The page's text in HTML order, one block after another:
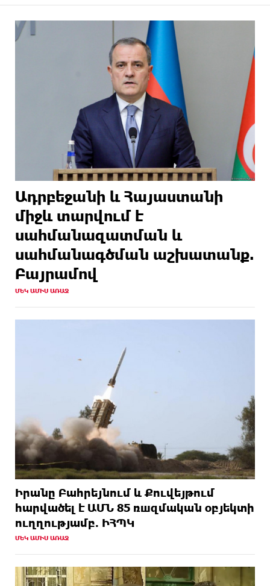
Ադրբեջանի և Հայաստանի
միջև տարվում է
սահմանազատման և
սահմանագծման աշխատանք.
Բայրամով
ՄԵԿ ԱՄԻՍ ԱՌԱՋ
Իրանը Բահրեյնում և Քուվեյթում
hարվածել է ԱՄՆ 85 ռшզմական օբյեկտի
ուղղությամբ. ԻՀՊԿ
ՄԵԿ ԱՄԻՍ ԱՌԱՋ